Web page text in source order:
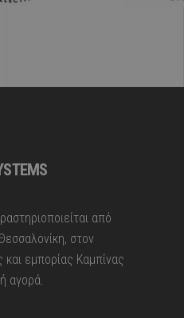
από
στον
εμπορίας Καμπίνας
αγορά.